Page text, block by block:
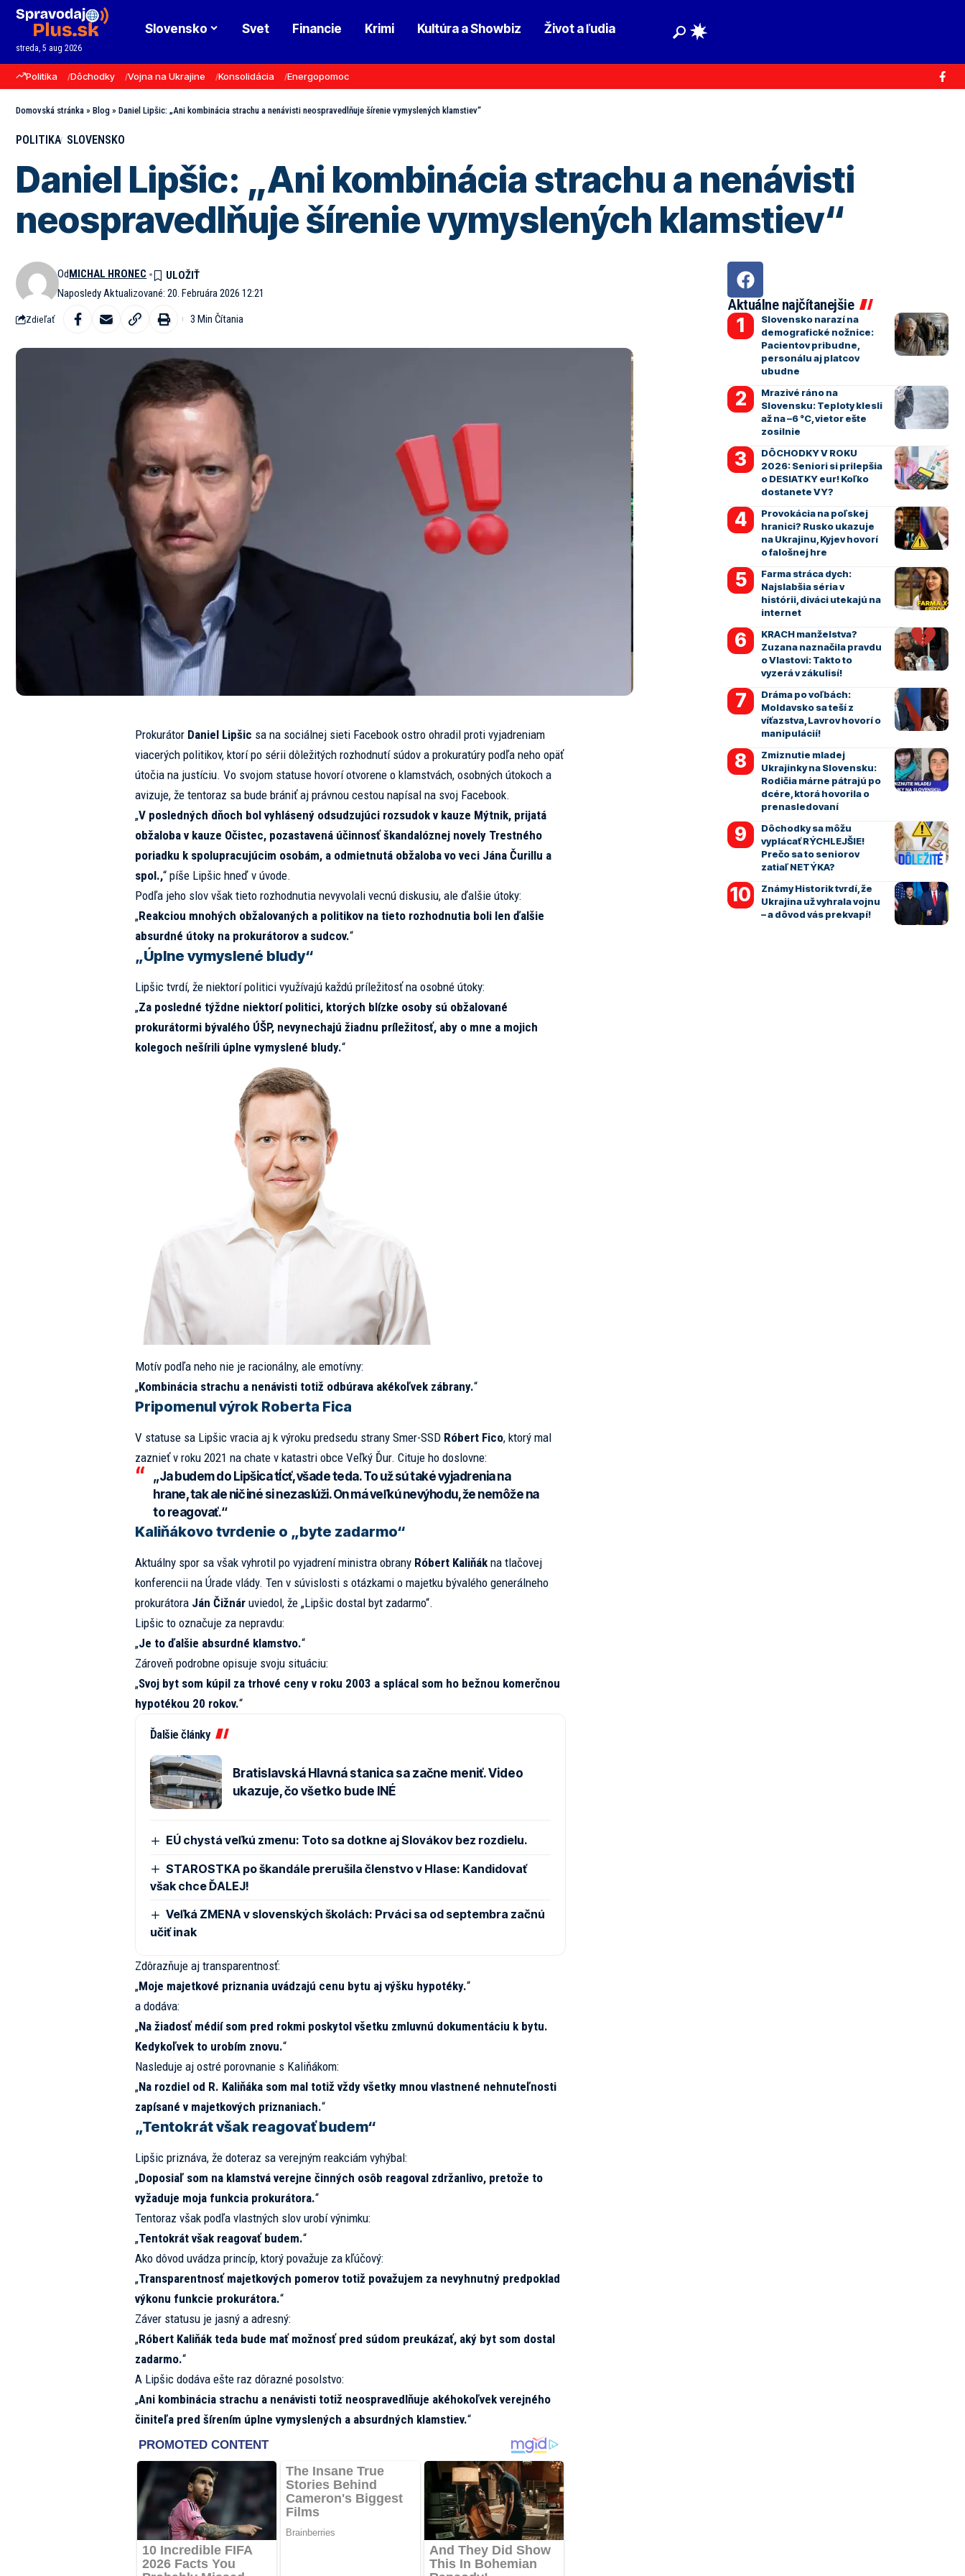
streda, 5 aug 2026
Slovensko Svet Financie Krimi Kultúra a Showbiz Život a ľudia
Politika Dôchodky Vojna na Ukrajine Konsolidácia Energopomoc
Domovská stránka » Blog » Daniel Lipšic: „Ani kombinácia strachu a nenávisti neospravedlňuje šírenie vymyslených klamstiev“
POLITIKA SLOVENSKO
Daniel Lipšic: „Ani kombinácia strachu a nenávisti
neospravedlňuje šírenie vymyslených klamstiev“
Naposledy Aktualizované: 20. Februára 2026 12:21
OdMICHAL HRONEC
Zdieľať 3 Min Čítania
Prokurátor Daniel Lipšic sa na sociálnej sieti Facebook ostro ohradil proti vyjadreniam
viacerých politikov, ktorí po sérii dôležitých rozhodnutí súdov a prokuratúry podľa neho opäť
útočia na justíciu. Vo svojom statuse hovorí otvorene o klamstvách, osobných útokoch a
avizuje, že tentoraz sa bude brániť aj právnou cestou napísal na svoj Facebook.
„V posledných dňoch bol vyhlásený odsudzujúci rozsudok v kauze Mýtnik, prijatá
obžaloba v kauze Očistec, pozastavená účinnosť škandalóznej novely Trestného
poriadku k spolupracujúcim osobám, a odmietnutá obžaloba vo veci Jána Čurillu a
spol.,“ píše Lipšic hneď v úvode.
Podľa jeho slov však tieto rozhodnutia nevyvolali vecnú diskusiu, ale ďalšie útoky:
„Reakciou mnohých obžalovaných a politikov na tieto rozhodnutia boli len ďalšie
absurdné útoky na prokurátorov a sudcov.“
„Úplne vymyslené bludy“
Lipšic tvrdí, že niektorí politici využívajú každú príležitosť na osobné útoky:
„Za posledné týždne niektorí politici, ktorých blízke osoby sú obžalované
prokurátormi bývalého ÚŠP, nevynechajú žiadnu príležitosť, aby o mne a mojich
kolegoch nešírili úplne vymyslené bludy.“
Motív podľa neho nie je racionálny, ale emotívny:
„Kombinácia strachu a nenávisti totiž odbúrava akékoľvek zábrany.“
Pripomenul výrok Roberta Fica
V statuse sa Lipšic vracia aj k výroku predsedu strany Smer-SSD Róbert Fico, ktorý mal
zaznieť v roku 2021 na chate v katastri obce Veľký Ďur. Cituje ho doslovne:
„Ja budem do Lipšica tĺcť, všade teda. To už sú také vyjadrenia na
hrane, tak ale nič iné si nezaslúži. On má veľkú nevýhodu, že nemôže na
to reagovať.“
Kaliňákovo tvrdenie o „byte zadarmo“
Aktuálny spor sa však vyhrotil po vyjadrení ministra obrany Róbert Kaliňákna tlačovej
konferencii na Úrade vlády. Ten v súvislosti s otázkami o majetku bývalého generálneho
prokurátora Ján Čižnáruviedol, že „Lipšic dostal byt zadarmo“.
Lipšic to označuje za nepravdu:
„Je to ďalšie absurdné klamstvo.“
Zároveň podrobne opisuje svoju situáciu:
„Svoj byt som kúpil za trhové ceny v roku 2003 a splácal som ho bežnou komerčnou
hypotékou 20 rokov.“
Ďalšie články
Bratislavská Hlavná stanica sa začne meniť. Video
ukazuje, čo všetko bude INÉ
EÚ chystá veľkú zmenu: Toto sa dotkne aj Slovákov bez rozdielu.
STAROSTKA po škandále prerušila členstvo v Hlase: Kandidovať
však chce ĎALEJ!
Veľká ZMENA v slovenských školách: Prváci sa od septembra začnú
učiť inak
Zdôrazňuje aj transparentnosť:
„Moje majetkové priznania uvádzajú cenu bytu aj výšku hypotéky.“
a dodáva:
„Na žiadosť médií som pred rokmi poskytol všetku zmluvnú dokumentáciu k bytu.
Kedykoľvek to urobím znovu.“
Nasleduje aj ostré porovnanie s Kaliňákom:
„Na rozdiel od R. Kaliňáka som mal totiž vždy všetky mnou vlastnené nehnuteľnosti
zapísané v majetkových priznaniach.“
„Tentokrát však reagovať budem“
Lipšic priznáva, že doteraz sa verejným reakciám vyhýbal:
„Doposiaľ som na klamstvá verejne činných osôb reagoval zdržanlivo, pretože to
vyžaduje moja funkcia prokurátora.“
Tentoraz však podľa vlastných slov urobí výnimku:
„Tentokrát však reagovať budem.“
Ako dôvod uvádza princíp, ktorý považuje za kľúčový:
„Transparentnosť majetkových pomerov totiž považujem za nevyhnutný predpoklad
výkonu funkcie prokurátora.“
Záver statusu je jasný a adresný:
„Róbert Kaliňák teda bude mať možnosť pred súdom preukázať, aký byt som dostal
zadarmo.“
A Lipšic dodáva ešte raz dôrazné posolstvo:
„Ani kombinácia strachu a nenávisti totiž neospravedlňuje akéhokoľvek verejného
činiteľa pred šírením úplne vymyslených a absurdných klamstiev.“
Aktuálne najčítanejšie
Slovensko narazí na
demografické nožnice:
Pacientov pribudne,
personálu aj platcov
ubudne
Mrazivé ráno na
Slovensku: Teploty klesli
až na –6 °C, vietor ešte
zosilnie
DÔCHODKY V ROKU
2026: Seniori si prilepšia
o DESIATKY eur! Koľko
dostanete VY?
Provokácia na poľskej
hranici? Rusko ukazuje
na Ukrajinu, Kyjev hovorí
o falošnej hre
Farma stráca dych:
Najslabšia séria v
histórii, diváci utekajú na
internet
KRACH manželstva?
Zuzana naznačila pravdu
o Vlastovi: Takto to
vyzerá v zákulisí!
Dráma po voľbách:
Moldavsko sa teší z
víťazstva, Lavrov hovorí o
manipulácií!
Zmiznutie mladej
Ukrajinky na Slovensku:
Rodičia márne pátrajú po
dcére, ktorá hovorila o
prenasledovaní
Dôchodky sa môžu
vyplácať RÝCHLEJŠIE!
Prečo sa to seniorov
zatiaľ NETÝKA?
Známy Historik tvrdí, že
Ukrajina už vyhrala vojnu
– a dôvod vás prekvapí!